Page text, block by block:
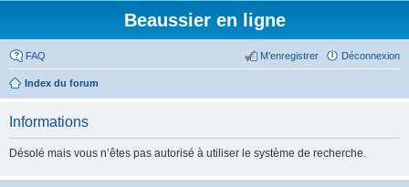
Beaussier en ligne
FAQ Déconnexion
M’enregistrer
Index du forum
Informations
Désolé mais vous n’êtes pas autorisé à utiliser le système de recherche.